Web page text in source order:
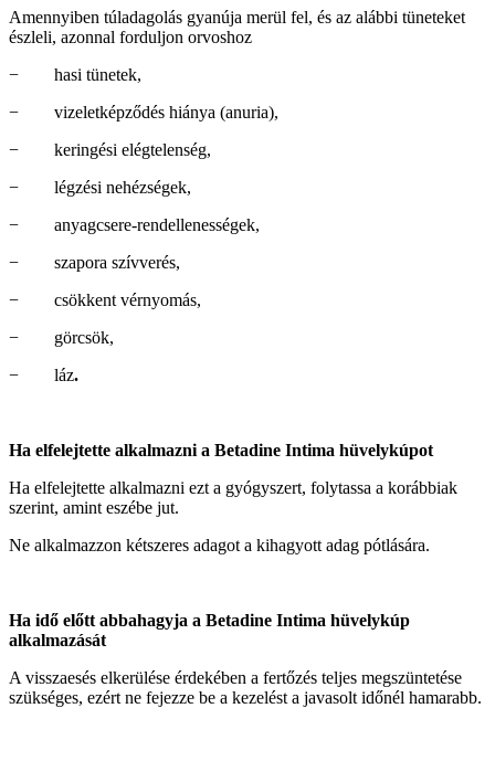
Amennyiben túladagolás gyanúja merül fel, és az alábbi tüneteket
észleli, azonnal forduljon orvoshoz
− hasi tünetek,
− vizeletképződés hiánya (anuria),
− keringési elégtelenség,
− légzési nehézségek,
− anyagcsere-rendellenességek,
− szapora szívverés,
− csökkent vérnyomás,
− görcsök,
− láz.
Ha elfelejtette alkalmazni a Betadine Intima hüvelykúpot
Ha elfelejtette alkalmazni ezt a gyógyszert, folytassa a korábbiak
szerint, amint eszébe jut.
Ne alkalmazzon kétszeres adagot a kihagyott adag pótlására.
Ha idő előtt abbahagyja a Betadine Intima hüvelykúp
alkalmazását
A visszaesés elkerülése érdekében a fertőzés teljes megszüntetése
szükséges, ezért ne fejezze be a kezelést a javasolt időnél hamarabb.